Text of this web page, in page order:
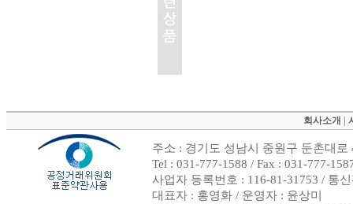
회사소개
주소 : 경기도 성남시 중원구 둔촌대
Tel : 031-777-1588 / Fax : 031-777-
사업자 등록번호 : 116-81-31753 / 통
대표자 : 홍영화 / 운영자 : 윤상미